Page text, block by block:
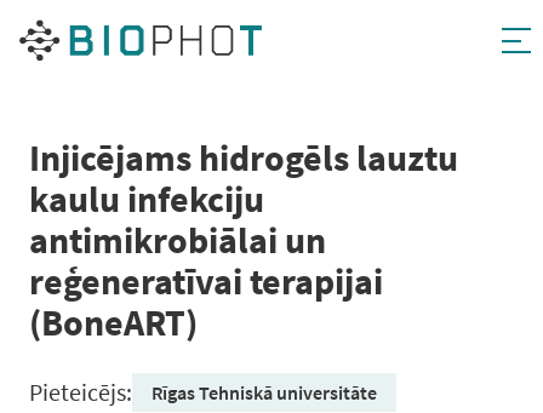
Pāriet
Injicējams hidrogēls lauztu
kaulu infekciju
antimikrobiālai un
reģeneratīvai terapijai
(BoneART)
Pieteicējs: Rīgas Tehniskā universitāte